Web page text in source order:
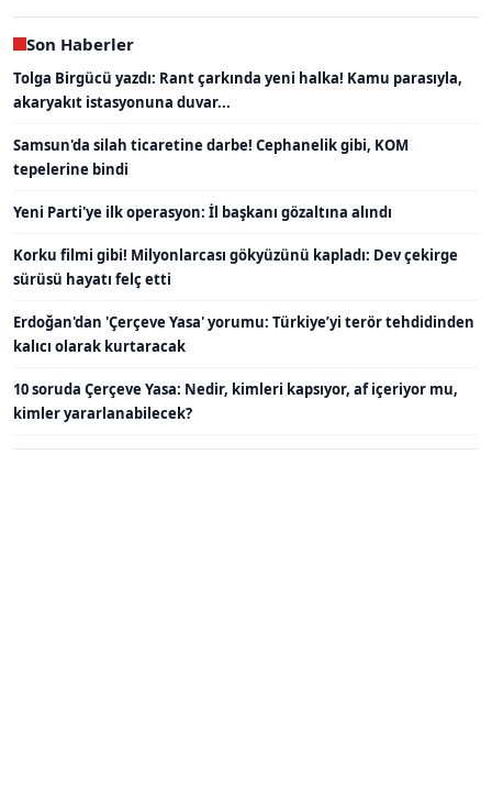
Son Haberler
Tolga Birgücü yazdı: Rant çarkında yeni halka! Kamu parasıyla,
akaryakıt istasyonuna duvar...
Samsun'da silah ticaretine darbe! Cephanelik gibi, KOM
tepelerine bindi
Yeni Parti'ye ilk operasyon: İl başkanı gözaltına alındı
Korku filmi gibi! Milyonlarcası gökyüzünü kapladı: Dev çekirge
sürüsü hayatı felç etti
Erdoğan'dan 'Çerçeve Yasa' yorumu: Türkiye’yi terör tehdidinden
kalıcı olarak kurtaracak
10 soruda Çerçeve Yasa: Nedir, kimleri kapsıyor, af içeriyor mu,
kimler yararlanabilecek?